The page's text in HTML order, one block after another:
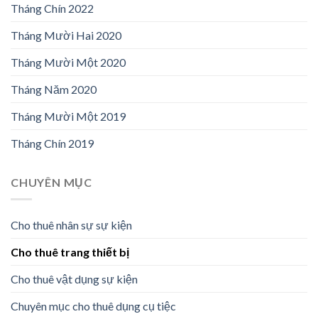
Tháng Chín 2022
Tháng Mười Hai 2020
Tháng Mười Một 2020
Tháng Năm 2020
Tháng Mười Một 2019
Tháng Chín 2019
CHUYÊN MỤC
Cho thuê nhân sự sự kiện
Cho thuê trang thiết bị
Cho thuê vật dụng sự kiện
Chuyên mục cho thuê dụng cụ tiệc